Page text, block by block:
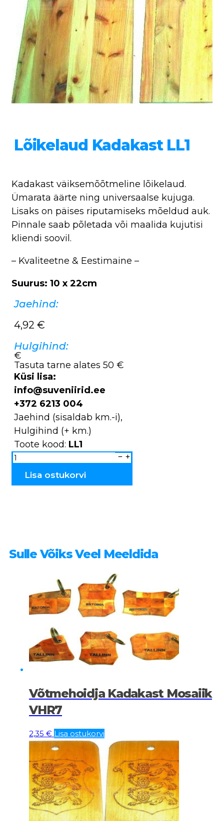
Lõikelaud Kadakast LL1
Kadakast väiksemõõtmeline lõikelaud.
Ümarata äärte ning universaalse kujuga.
Lisaks on päises riputamiseks mõeldud auk.
Pinnale saab põletada või maalida kujutisi
kliendi soovil.
– Kvaliteetne & Eestimaine –
Suurus: 10 x 22cm
Jaehind:
4,92 €
Hulgihind:
€
Tasuta tarne alates 50 €
Küsi lisa:
info@suveniirid.ee
+372 6213 004
Jaehind (sisaldab km.-i),
Hulgihind (+ km.)
Toote kood: LL1
Lõikelaud
kadakast
LL1
Lisa ostukorvi
Sulle Võiks Veel Meeldida
Võtmehoidja Kadakast Mosaiik
VHR7
2,35 € Lisa ostukorvi